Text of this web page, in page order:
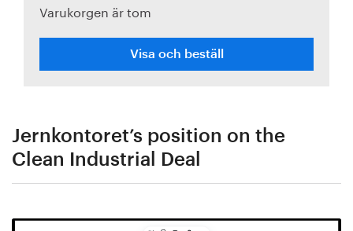
Forskning/utbildning
Publicerat
Varukorgen är tom
Visa och beställ
Jernkontoret’s position on the
Clean Industrial Deal